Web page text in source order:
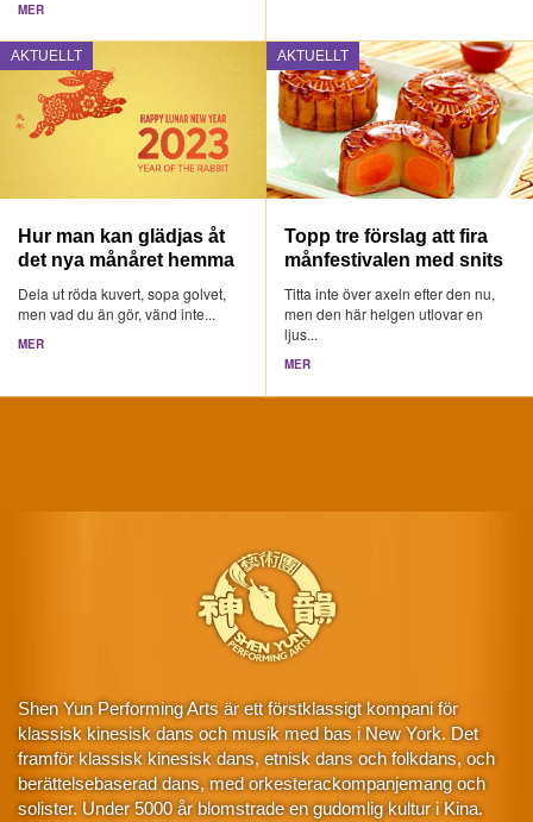
MER
AKTUELLT
Hur man kan glädjas åt
det nya månåret hemma
Dela ut röda kuvert, sopa golvet,
men vad du än gör, vänd inte...
MER
AKTUELLT
Topp tre förslag att fira
månfestivalen med snits
Titta inte över axeln efter den nu,
men den här helgen utlovar en
ljus...
MER
Shen Yun Performing Arts är ett förstklassigt kompani för
klassisk kinesisk dans och musik med bas i New York. Det
framför klassisk kinesisk dans, etnisk dans och folkdans, och
berättelsebaserad dans, med orkesterackompanjemang och
solister. Under 5000 år blomstrade en gudomlig kultur i Kina.